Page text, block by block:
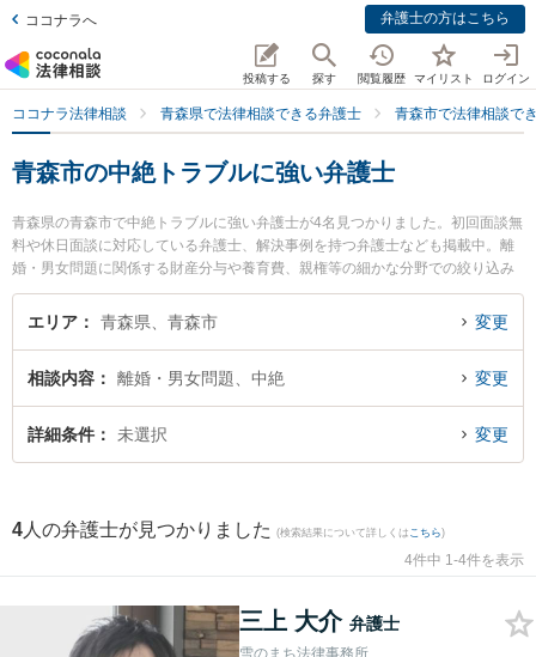
ココナラへ 弁護士の方はこちら
投稿する 探す 閲覧履歴 マイリスト ログイン
ココナラ法律相談 青森県で法律相談できる弁護士 青森市で法律相談で
青森市の中絶トラブルに強い弁護士
青森県の青森市で中絶トラブルに強い弁護士が4名見つかりました。初回面談無
料や休日面談に対応している弁護士、解決事例を持つ弁護士なども掲載中。離
婚・男女問題に関係する財産分与や養育費、親権等の細かな分野での絞り込み
検索もでき便利です。特に雪のまち法律事務所の三上 大介弁護士や須藤真悟法
律事務所の須藤 真悟弁護士、青い森法律事務所の小澤 博之弁護士のプロフィー
ブルのトラブル解決の実績豊富な近くの弁護士を検索したい』『初回相談無料
で中絶トラブルを法律相談できる青森市内の弁護士に相談予約したい』などで
お困りの相談者さんにおすすめです。
エリア 青森県、青森市 変更
相談内容 離婚・男女問題、中絶 変更
詳細条件 未選択 変更
4 人の弁護士が見つかりました (検索結果について詳しくは こちら)
4件中 1-4件を表示
三上 大介 弁護士
雪のまち法律事務所